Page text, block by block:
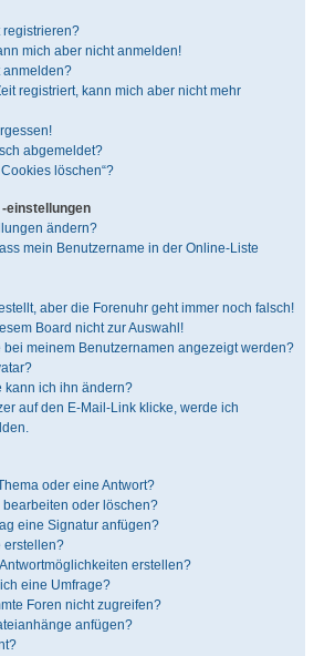
registrieren?
mich aber nicht anmelden!
anmelden?
registriert, kann mich aber nicht mehr
abgemeldet?
löschen“?
einstellungen
ändern?
mein Benutzername in der Online-Liste
aber die Forenuhr geht immer noch falsch!
Board nicht zur Auswahl!
bei meinem Benutzernamen angezeigt werden?
kann ich ihn ändern?
auf den E-Mail-Link klicke, werde ich
oder eine Antwort?
oder löschen?
eine Signatur anfügen?
erstellen?
erstellen?
eine Umfrage?
Foren nicht zugreifen?
anfügen?